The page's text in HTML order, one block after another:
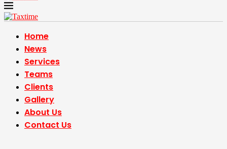
Home
News
Services
Teams
Clients
Gallery
About Us
Contact Us